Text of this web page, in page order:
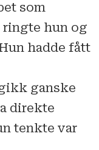
som
ringte hun og
hadde fått
ganske
direkte
tenkte var